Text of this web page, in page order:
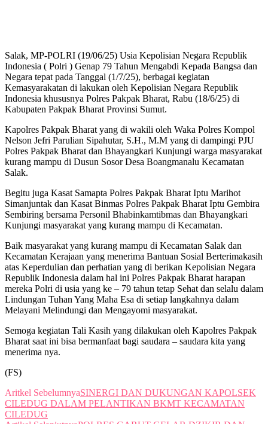
Salak, MP-POLRI (19/06/25) Usia Kepolisian Negara Republik
Indonesia ( Polri ) Genap 79 Tahun Mengabdi Kepada Bangsa dan
Negara tepat pada Tanggal (1/7/25), berbagai kegiatan
Kemasyarakatan di lakukan oleh Kepolisian Negara Republik
Indonesia khususnya Polres Pakpak Bharat, Rabu (18/6/25) di
Kabupaten Pakpak Bharat Provinsi Sumut.
Kapolres Pakpak Bharat yang di wakili oleh Waka Polres Kompol
Nelson Jefri Parulian Sipahutar, S.H., M.M yang di dampingi PJU
Polres Pakpak Bharat dan Bhayangkari Kunjungi warga masyarakat
kurang mampu di Dusun Sosor Desa Boangmanalu Kecamatan
Salak.
Begitu juga Kasat Samapta Polres Pakpak Bharat Iptu Marihot
Simanjuntak dan Kasat Binmas Polres Pakpak Bharat Iptu Gembira
Sembiring bersama Personil Bhabinkamtibmas dan Bhayangkari
Kunjungi masyarakat yang kurang mampu di Kecamatan.
Baik masyarakat yang kurang mampu di Kecamatan Salak dan
Kecamatan Kerajaan yang menerima Bantuan Sosial Berterimakasih
atas Keperdulian dan perhatian yang di berikan Kepolisian Negara
Republik Indonesia dalam hal ini Polres Pakpak Bharat harapan
mereka Polri di usia yang ke – 79 tahun tetap Sehat dan selalu dalam
Lindungan Tuhan Yang Maha Esa di setiap langkahnya dalam
Melayani Melindungi dan Mengayomi masyarakat.
Semoga kegiatan Tali Kasih yang dilakukan oleh Kapolres Pakpak
Bharat saat ini bisa bermanfaat bagi saudara – saudara kita yang
menerima nya.
(FS)
Aritkel SebelumnyaSINERGI DAN DUKUNGAN KAPOLSEK
CILEDUG DALAM PELANTIKAN BKMT KECAMATAN
CILEDUG